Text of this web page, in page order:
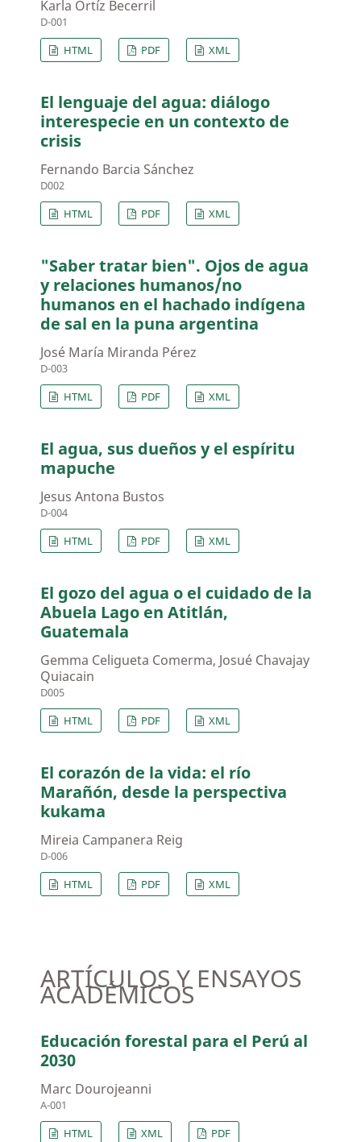
Karla Ortíz Becerril
D-001
HTML
PDF XML
El lenguaje del agua: diálogo
interespecie en un contexto de
crisis
Fernando Barcia Sánchez
D002
HTML
PDF XML
"Saber tratar bien". Ojos de agua
y relaciones humanos/no
humanos en el hachado indígena
de sal en la puna argentina
José María Miranda Pérez
D-003
HTML
PDF XML
El agua, sus dueños y el espíritu
mapuche
Jesus Antona Bustos
D-004
HTML
PDF XML
El gozo del agua o el cuidado de la
Abuela Lago en Atitlán,
Guatemala
Gemma Celigueta Comerma, Josué Chavajay
Quiacain
D005
HTML
PDF XML
El corazón de la vida: el río
Marañón, desde la perspectiva
kukama
Mireia Campanera Reig
D-006
HTML
PDF XML
ARTÍCULOS Y ENSAYOS
ACADÉMICOS
Educación forestal para el Perú al
2030
Marc Dourojeanni
A-001
HTML
XML PDF